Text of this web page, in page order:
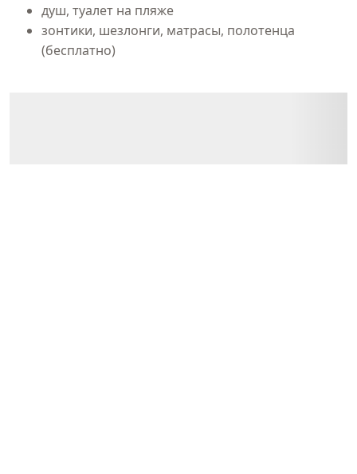
душ, туалет на пляже
зонтики, шезлонги, матрасы, полотенца
(бесплатно)